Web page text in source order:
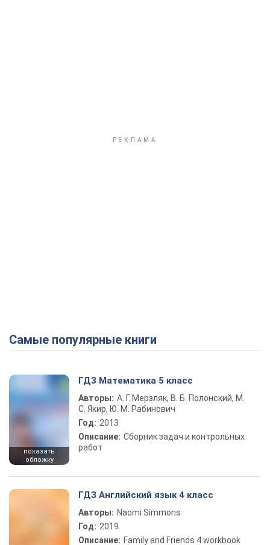
Самые популярные книги
показать
обложку
ГДЗ Математика 5 класс
Авторы: А. Г. Мерзляк, В. Б. Полонский, М.
С. Якир, Ю. М. Рабинович
Год: 2013
Описание: Сборник задач и контрольных
работ
ГДЗ Английский язык 4 класс
Авторы: Naomi Simmons
Год: 2019
Описание: Family and Friends 4 workbook